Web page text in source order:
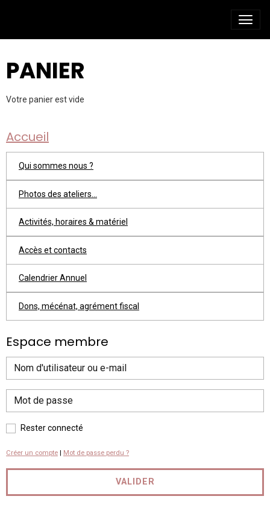
PANIER
Votre panier est vide
Accueil
Qui sommes nous ?
Photos des ateliers...
Activités, horaires & matériel
Accès et contacts
Calendrier Annuel
Dons, mécénat, agrément fiscal
Espace membre
Rester connecté
Créer un compte | Mot de passe perdu ?
VALIDER